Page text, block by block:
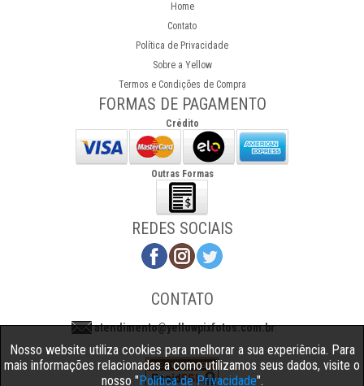
Home
Contato
Política de Privacidade
Sobre a Yellow
Termos e Condições de Compra
FORMAS DE PAGAMENTO
Crédito
Outras Formas
REDES SOCIAIS
CONTATO
atendimento@yellowpixfotos.com.br
Nosso website utiliza cookies para melhorar a sua experiência. Para
mais informações relacionadas a como utilizamos seus dados, visite o
nosso "Política de Privacidade".